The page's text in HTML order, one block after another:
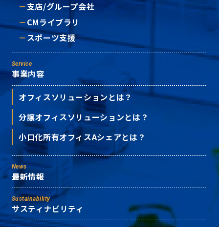
支店/グループ会社
CMライブラリ
スポーツ支援
Service
事業内容
オフィスソリューションとは？
分譲オフィスソリューションとは？
小口化所有オフィスAシェアとは？
News
最新情報
Sustainability
サスティナビリティ